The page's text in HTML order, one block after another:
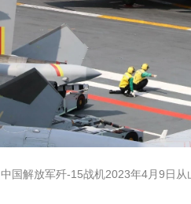
中国解放军歼-15战机2023年4月9日从